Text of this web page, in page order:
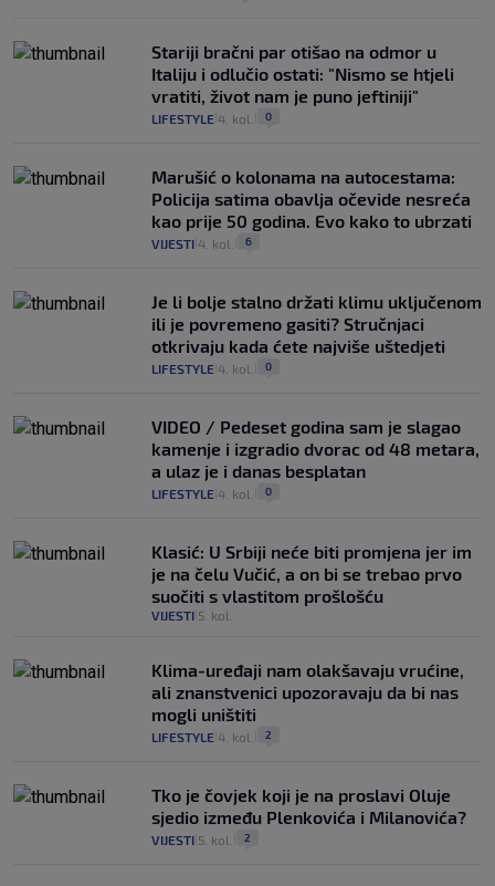
Stariji bračni par otišao na odmor u
Italiju i odlučio ostati: "Nismo se htjeli
vratiti, život nam je puno jeftiniji"
LIFESTYLE 4. kol. 0
Marušić o kolonama na autocestama:
Policija satima obavlja očevide nesreća
kao prije 50 godina. Evo kako to ubrzati
VIJESTI 4. kol. 6
Je li bolje stalno držati klimu uključenom
ili je povremeno gasiti? Stručnjaci
otkrivaju kada ćete najviše uštedjeti
LIFESTYLE 4. kol. 0
VIDEO / Pedeset godina sam je slagao
kamenje i izgradio dvorac od 48 metara,
a ulaz je i danas besplatan
LIFESTYLE 4. kol. 0
Klasić: U Srbiji neće biti promjena jer im
je na čelu Vučić, a on bi se trebao prvo
suočiti s vlastitom prošlošću
VIJESTI 5. kol.
Klima-uređaji nam olakšavaju vrućine,
ali znanstvenici upozoravaju da bi nas
mogli uništiti
LIFESTYLE 4. kol. 2
Tko je čovjek koji je na proslavi Oluje
sjedio između Plenkovića i Milanovića?
VIJESTI 5. kol. 2